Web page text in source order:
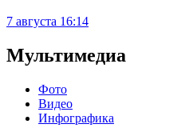
7 августа 16:14
Мультимедиа
Фото
Видео
Инфографика